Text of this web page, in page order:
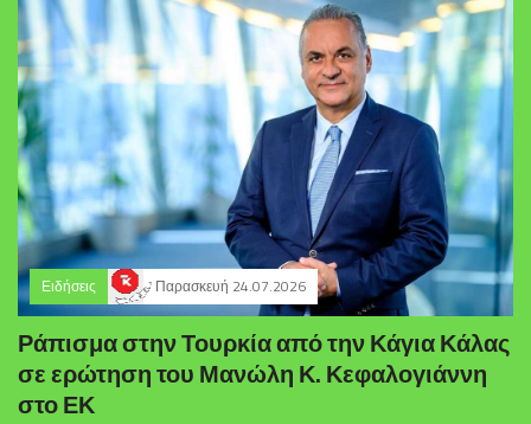
Ειδήσεις Παρασκευή 24.07.2026
Ράπισμα στην Τουρκία από την Κάγια Κάλας
σε ερώτηση του Μανώλη Κ. Κεφαλογιάννη
στο ΕΚ